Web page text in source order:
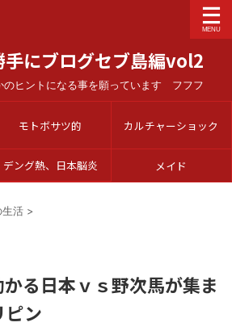
手にブログセブ島編vol2
のヒントになる事を願っています フフフ
モトボサツ的 カルチャーショック
デング熱、日本脳炎 メイド
生活 >
る日本ｖｓ野次馬が集ま
ピン